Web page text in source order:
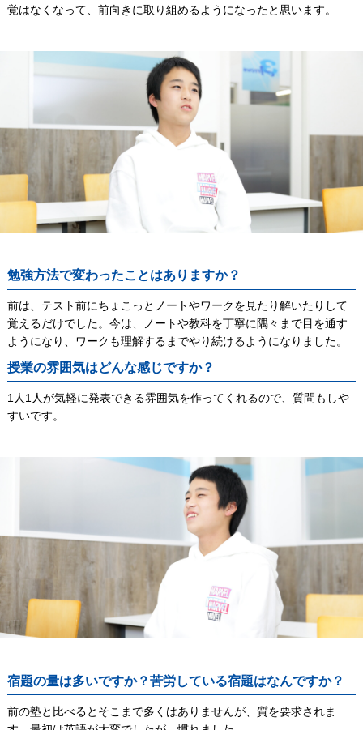
覚はなくなって、前向きに取り組めるようになったと思います。
勉強方法で変わったことはありますか？
前は、テスト前にちょこっとノートやワークを見たり解いたりして
覚えるだけでした。今は、ノートや教科を丁寧に隅々まで目を通す
ようになり、ワークも理解するまでやり続けるようになりました。
授業の雰囲気はどんな感じですか？
1人1人が気軽に発表できる雰囲気を作ってくれるので、質問もしや
すいです。
宿題の量は多いですか？苦労している宿題はなんですか？
前の塾と比べるとそこまで多くはありませんが、質を要求されま